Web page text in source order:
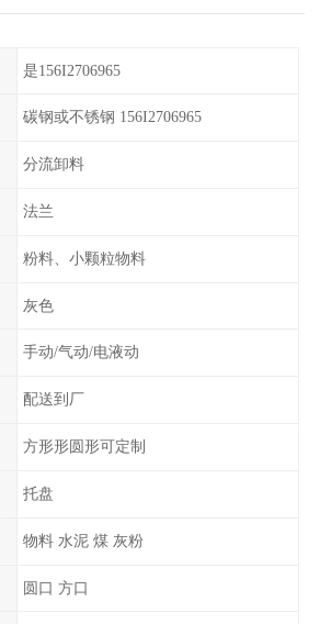
是156I2706965
碳钢或不锈钢 156I2706965
分流卸料
法兰
粉料、小颗粒物料
灰色
手动/气动/电液动
配送到厂
方形形圆形可定制
托盘
物料 水泥 煤 灰粉
圆口 方口